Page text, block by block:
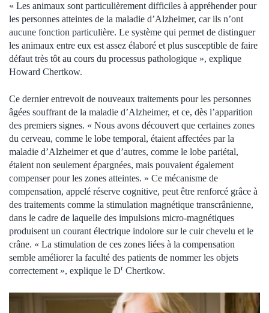
« Les animaux sont particulièrement difficiles à appréhender pour
les personnes atteintes de la maladie d’Alzheimer, car ils n’ont
aucune fonction particulière. Le système qui permet de distinguer
les animaux entre eux est assez élaboré et plus susceptible de faire
défaut très tôt au cours du processus pathologique », explique
Howard Chertkow.
Ce dernier entrevoit de nouveaux traitements pour les personnes
âgées souffrant de la maladie d’Alzheimer, et ce, dès l’apparition
des premiers signes. « Nous avons découvert que certaines zones
du cerveau, comme le lobe temporal, étaient affectées par la
maladie d’Alzheimer et que d’autres, comme le lobe pariétal,
étaient non seulement épargnées, mais pouvaient également
compenser pour les zones atteintes. » Ce mécanisme de
compensation, appelé réserve cognitive, peut être renforcé grâce à
des traitements comme la stimulation magnétique transcrânienne,
dans le cadre de laquelle des impulsions micro-magnétiques
produisent un courant électrique indolore sur le cuir chevelu et le
crâne. « La stimulation de ces zones liées à la compensation
semble améliorer la faculté des patients de nommer les objets
correctement », explique le Dr Chertkow.